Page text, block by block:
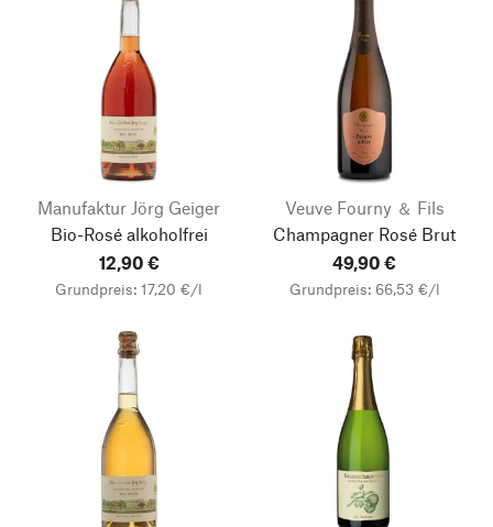
Manufaktur Jörg Geiger
Bio-Rosé alkoholfrei
12,90 €
Grundpreis: 17,20 €/l
Veuve Fourny ＆ Fils
Champagner Rosé Brut
49,90 €
Grundpreis: 66,53 €/l